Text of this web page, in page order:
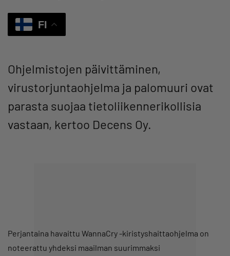
FI
Ohjelmistojen päivittäminen,
virustorjuntaohjelma ja palomuuri ovat
parasta suojaa tietoliikennerikollisia
vastaan, kertoo Decens Oy.
Perjantaina havaittu WannaCry -kiristyshaittaohjelma on
noteerattu yhdeksi maailman suurimmaksi